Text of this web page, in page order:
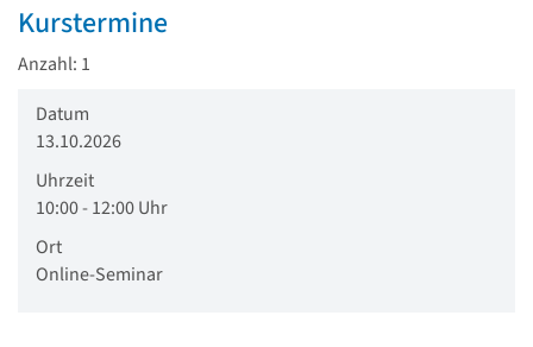
Kurstermine
Anzahl: 1
Datum
13.10.2026
Uhrzeit
10:00 - 12:00 Uhr
Ort
Online-Seminar